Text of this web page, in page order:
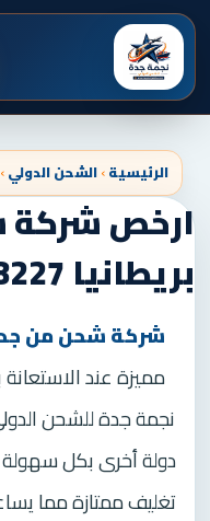
الرئيسية›الشحن الدولي›
ارخص شركة
بريطانيا 0506688227
شركة شحن من
مميزة عند
نجمة جدة للشحن
دولة أخرى بكل سهولة
تغليف ممتازة مما